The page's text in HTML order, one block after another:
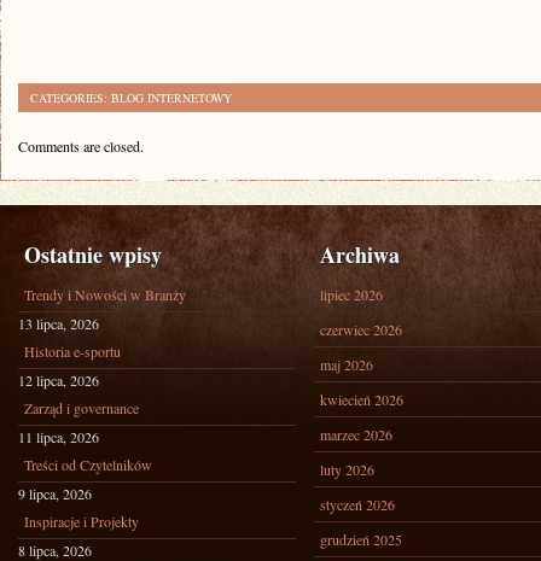
CATEGORIES: BLOG INTERNETOWY
Comments are closed.
Ostatnie wpisy
Trendy i Nowości w Branży
13 lipca, 2026
Historia e-sportu
12 lipca, 2026
Zarząd i governance
11 lipca, 2026
Treści od Czytelników
9 lipca, 2026
Inspiracje i Projekty
8 lipca, 2026
Archiwa
lipiec 2026
czerwiec 2026
maj 2026
kwiecień 2026
marzec 2026
luty 2026
styczeń 2026
grudzień 2025